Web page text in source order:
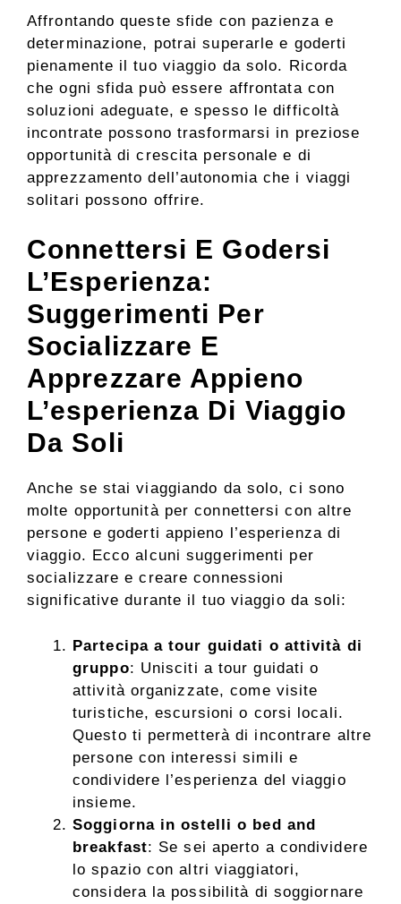
Affrontando queste sfide con pazienza e
determinazione, potrai superarle e goderti
pienamente il tuo viaggio da solo. Ricorda
che ogni sfida può essere affrontata con
soluzioni adeguate, e spesso le difficoltà
incontrate possono trasformarsi in preziose
opportunità di crescita personale e di
apprezzamento dell’autonomia che i viaggi
solitari possono offrire.
Connettersi E Godersi
L’Esperienza:
Suggerimenti Per
Socializzare E
Apprezzare Appieno
L’esperienza Di Viaggio
Da Soli
Anche se stai viaggiando da solo, ci sono
molte opportunità per connettersi con altre
persone e goderti appieno l’esperienza di
viaggio. Ecco alcuni suggerimenti per
socializzare e creare connessioni
significative durante il tuo viaggio da soli:
Partecipa a tour guidati o attività di
gruppo: Unisciti a tour guidati o
attività organizzate, come visite
turistiche, escursioni o corsi locali.
Questo ti permetterà di incontrare altre
persone con interessi simili e
condividere l’esperienza del viaggio
insieme.
Soggiorna in ostelli o bed and
breakfast: Se sei aperto a condividere
lo spazio con altri viaggiatori,
considera la possibilità di soggiornare